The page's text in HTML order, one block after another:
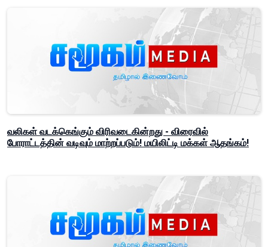
வலிகள் வடக்கெங்கும் விரிவடைகின்றது - விரைவில்
போராட்டத்தின் வடிவும் மாற்றப்படும்! மயிலிட்டி மக்கள் ஆதங்கம்!